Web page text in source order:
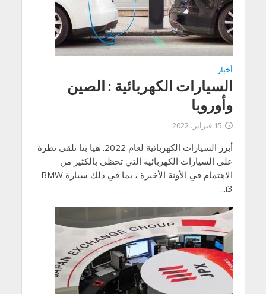
أخبار
السيارات الكهربائية : الصين
وأوروبا
15 فبراير، 2022
أبرز السيارات الكهربائية لعام 2022. هيا بنا نلقي نظرة
على السيارات الكهربائية التي تحظى بالكثير من
الاهتمام في الأونة الأخيرة ، بما في ذلك سيارة BMW
i3...